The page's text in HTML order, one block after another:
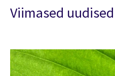
Viimased uudised